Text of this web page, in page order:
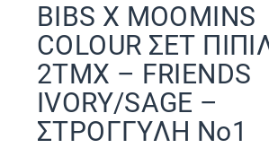
BIBS X MOOMINS
COLOUR ΣΕΤ
2ΤΜΧ – FRIENDS
IVORY/SAGE –
ΣΤΡΟΓΓΥΛΗ No1